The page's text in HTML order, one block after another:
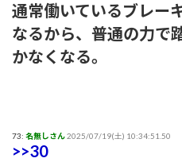
通常働いているブレー
なるから、普通の力で
かなくなる。
73: 名無しさん2025/07/19(土) 10:34:51.50
>>30